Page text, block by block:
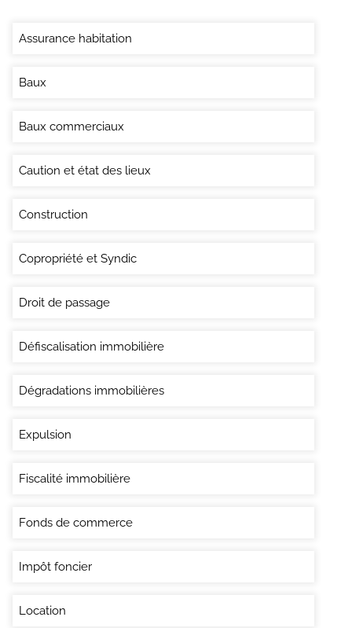
Assurance habitation
Baux
Baux commerciaux
Caution et état des lieux
Construction
Copropriété et Syndic
Droit de passage
Défiscalisation immobilière
Dégradations immobilières
Expulsion
Fiscalité immobilière
Fonds de commerce
Impôt foncier
Location